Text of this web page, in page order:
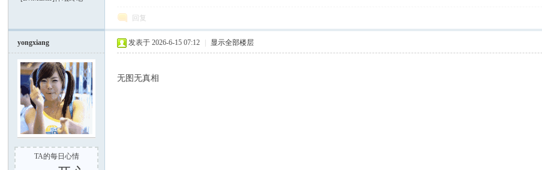
回复
yongxiang
TA的每日心情
发表于 2026-6-15 07:12 显示全部楼层
无图无真相